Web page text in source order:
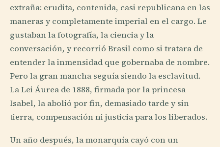
extraña: erudita, contenida, casi republicana en las
maneras y completamente imperial en el cargo. Le
gustaban la fotografía, la ciencia y la
conversación, y recorrió Brasil como si tratara de
entender la inmensidad que gobernaba de nombre.
Pero la gran mancha seguía siendo la esclavitud.
La Lei Áurea de 1888, firmada por la princesa
Isabel, la abolió por fin, demasiado tarde y sin
tierra, compensación ni justicia para los liberados.
Un año después, la monarquía cayó con un